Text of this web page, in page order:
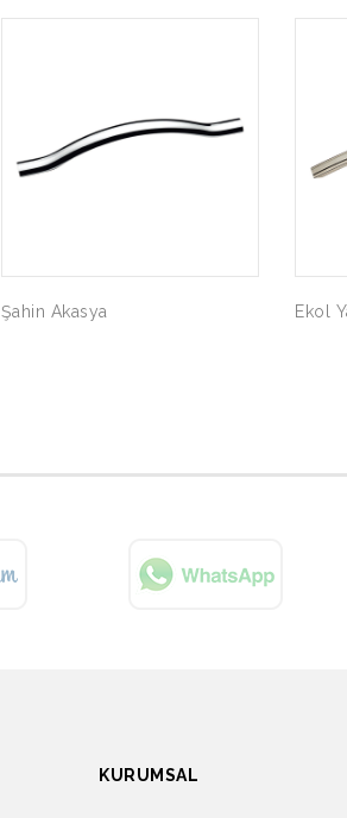
Şahin Akasya Ekol
KURUMSAL